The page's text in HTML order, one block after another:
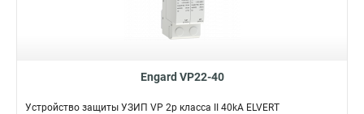
Engard VP22-40
Устройство защиты УЗИП VP 2p класса II 40kA ELVERT